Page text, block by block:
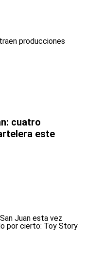
cuatro
este